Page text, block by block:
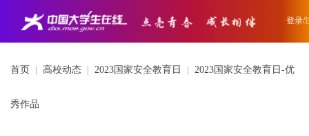
登录/
首页 高校动态 2023国家安全教育日 2023国家安全教育日-优
秀作品